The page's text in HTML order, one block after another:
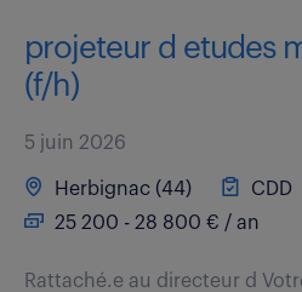
projeteur d etudes
(f/h)
5 juin 2026
Herbignac (44) CDD
25 200 - 28 800 € / an
Rattaché.e au directeur d